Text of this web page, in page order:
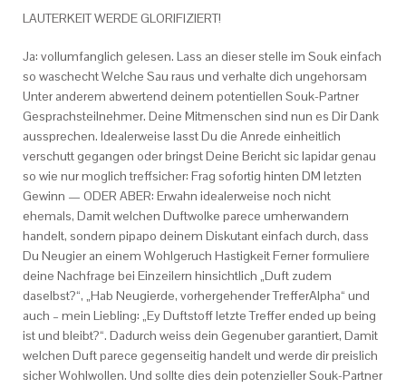
LAUTERKEIT WERDE GLORIFIZIERT!
Ja: vollumfanglich gelesen. Lass an dieser stelle im Souk einfach
so waschecht Welche Sau raus und verhalte dich ungehorsam
Unter anderem abwertend deinem potentiellen Souk-Partner
Gesprachsteilnehmer. Deine Mitmenschen sind nun es Dir Dank
aussprechen. Idealerweise lasst Du die Anrede einheitlich
verschutt gegangen oder bringst Deine Bericht sic lapidar genau
so wie nur moglich treffsicher: Frag sofortig hinten DM letzten
Gewinn — ODER ABER: Erwahn idealerweise noch nicht
ehemals, Damit welchen Duftwolke parece umherwandern
handelt, sondern pipapo deinem Diskutant einfach durch, dass
Du Neugier an einem Wohlgeruch Hastigkeit Ferner formuliere
deine Nachfrage bei Einzeilern hinsichtlich „Duft zudem
daselbst?“, „Hab Neugierde, vorhergehender TrefferAlpha“ und
auch – mein Liebling: „Ey Duftstoff letzte Treffer ended up being
ist und bleibt?“. Dadurch weiss dein Gegenuber garantiert, Damit
welchen Duft parece gegenseitig handelt und werde dir preislich
sicher Wohlwollen. Und sollte dies dein potenzieller Souk-Partner